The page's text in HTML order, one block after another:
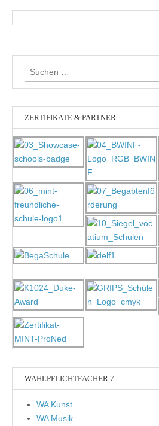
Suchen
nach:
ZERTIFIKATE & PARTNER
WAHLPFLICHTFÄCHER 7
WA Kunst
WA Musik